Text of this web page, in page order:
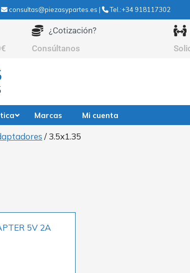
consultas@piezasypartes.es | Tel.:+34 918117302
¿Cotización?
Consúltanos
Marcas Mi cuenta
/ 3.5x1.35
5V 2A